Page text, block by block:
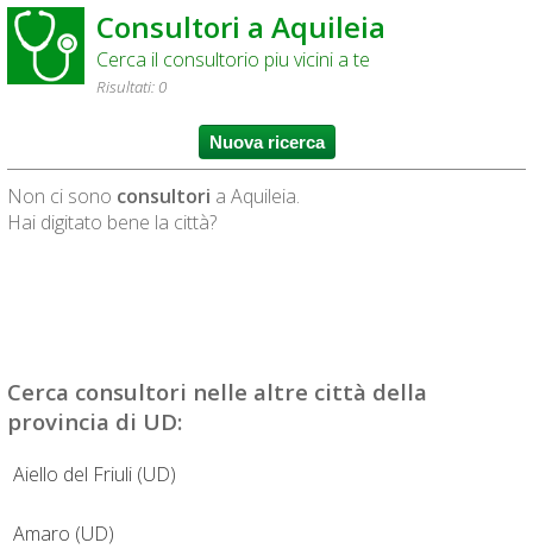
Consultori a Aquileia
Cerca il consultorio piu vicini a te
Risultati: 0
Non ci sono consultori a Aquileia.
Hai digitato bene la città?
Cerca consultori nelle altre città della
provincia di UD:
Aiello del Friuli (UD)
Amaro (UD)